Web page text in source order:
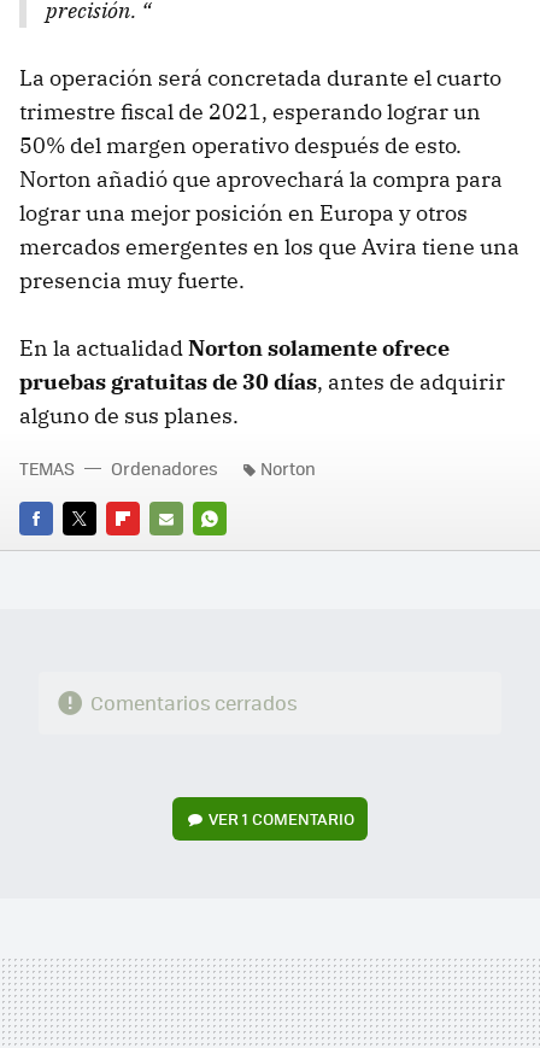
precisión. “
La operación será concretada durante el cuarto
trimestre fiscal de 2021, esperando lograr un
50% del margen operativo después de esto.
Norton añadió que aprovechará la compra para
lograr una mejor posición en Europa y otros
mercados emergentes en los que Avira tiene una
presencia muy fuerte.
En la actualidad Norton solamente ofrece
pruebas gratuitas de 30 días, antes de adquirir
alguno de sus planes.
FACEBOOK
TWITTERFLIPBOARD
E-
WHATSAPP
TEMAS Ordenadores Norton
Comentarios cerrados
VER1 COMENTARIO